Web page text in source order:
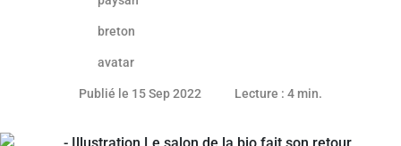
Publié le 15 Sep 2022 25 mai 2023
Lecture : 4 min.